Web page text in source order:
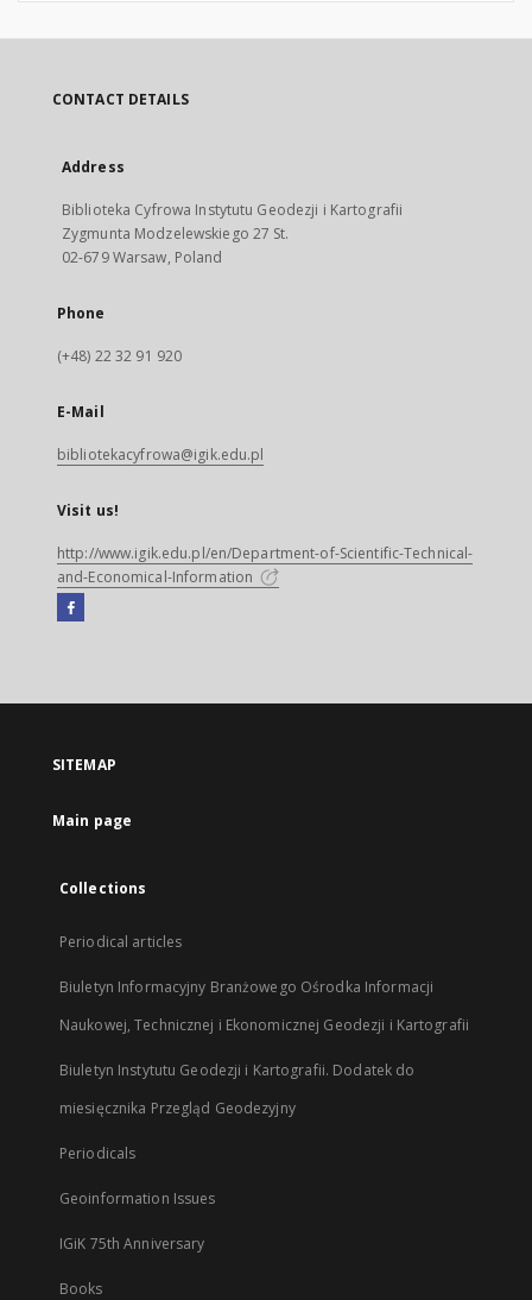
CONTACT DETAILS
Address
Biblioteka Cyfrowa Instytutu Geodezji i Kartografii
Zygmunta Modzelewskiego 27 St.
02-679 Warsaw, Poland
Phone
(+48) 22 32 91 920
E-Mail
bibliotekacyfrowa@igik.edu.pl
Visit us!
http://www.igik.edu.pl/en/Department-of-Scientific-Technical-
and-Economical-Information
Facebook
open
new
SITEMAP
Main page
Collections
Periodical articles
Biuletyn Informacyjny Branżowego Ośrodka Informacji
Naukowej, Technicznej i Ekonomicznej Geodezji i Kartografii
Biuletyn Instytutu Geodezji i Kartografii. Dodatek do
miesięcznika Przegląd Geodezyjny
Periodicals
Geoinformation Issues
IGiK 75th Anniversary
Books